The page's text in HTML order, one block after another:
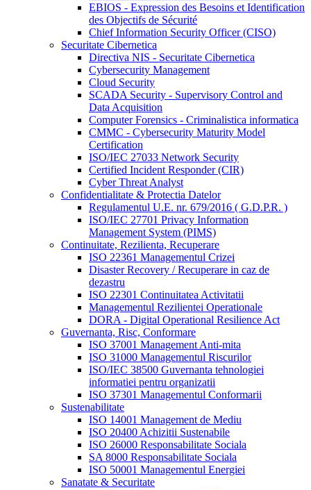
EBIOS - Expression des Besoins et Identification
des Objectifs de Sécurité
Chief Information Security Officer (CISO)
Securitate Cibernetica
Directiva NIS - Securitate Cibernetica
Cybersecurity Management
Cloud Security
SCADA Security - Supervisory Control and
Data Acquisition
Computer Forensics - Criminalistica informatica
CMMC - Cybersecurity Maturity Model
Certification
ISO/IEC 27033 Network Security
Certified Incident Responder (CIR)
Cyber Threat Analyst
Confidentialitate & Protectia Datelor
Regulamentul U.E. nr. 679/2016 ( G.D.P.R. )
ISO/IEC 27701 Privacy Information
Management System (PIMS)
Continuitate, Rezilienta, Recuperare
ISO 22361 Managementul Crizei
Disaster Recovery / Recuperare in caz de
dezastru
ISO 22301 Continuitatea Activitatii
Managementul Rezilientei Operationale
DORA - Digital Operational Resilience Act
Guvernanta, Risc, Conformare
ISO 37001 Management Anti-mita
ISO 31000 Managementul Riscurilor
ISO/IEC 38500 Guvernanta tehnologiei
informatiei pentru organizatii
ISO 37301 Managementul Conformarii
Sustenabilitate
ISO 14001 Management de Mediu
ISO 20400 Achizitii Sustenabile
ISO 26000 Responsabilitate Sociala
SA 8000 Responsabilitate Sociala
ISO 50001 Managementul Energiei
Sanatate & Securitate